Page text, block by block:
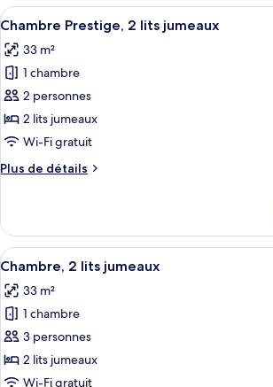
très
grand
lit
Prestige,
1
grand
lit
Afficher
toutes
les
photos
pour
ce
type
chambre :
2
lits
jumeaux
Une
9
Chambre Prestige, 2 lits jumeaux
33 m²
1 chambre
2 personnes
2 lits jumeaux
Wi-Fi gratuit
Plus de détails
Plus
Chambre
Prestige,
2
jumeaux
Afficher
toutes
les
photos
pour
ce
type
Une
8
Chambre, 2 lits jumeaux
33 m²
1 chambre
3 personnes
2 lits jumeaux
Wi-Fi gratuit